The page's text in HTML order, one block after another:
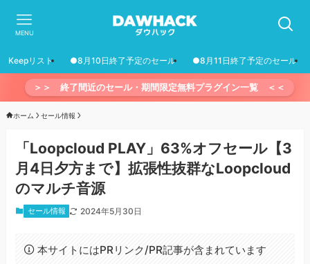
MENU
Keepリスト ●8月10日終了予定のセール ●8月11日終了予定のセール
＞＞ 終了間近のセール・期間限定無料プラグイン一覧 ＜＜
ホーム セール情報
「Loopcloud PLAY」63%オフセール【3
月4日夕方まで】拡張性抜群なLoopcloud
のマルチ音源
セール情報 2024年5月30日
本サイトにはPRリンク/PR記事が含まれています